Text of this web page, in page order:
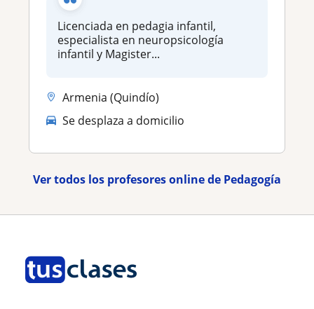
Licenciada en pedagia infantil,
especialista en neuropsicología
infantil y Magister...
Armenia (Quindío)
Se desplaza a domicilio
Ver todos los profesores online de Pedagogía